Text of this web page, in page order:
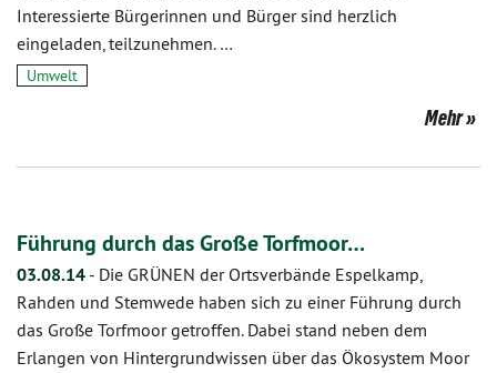
Interessierte Bürgerinnen und Bürger sind herzlich
eingeladen, teilzunehmen. …
Umwelt
Mehr
Führung durch das Große Torfmoor…
03.08.14 - Die GRÜNEN der Ortsverbände Espelkamp,
Rahden und Stemwede haben sich zu einer Führung durch
das Große Torfmoor getroffen. Dabei stand neben dem
Erlangen von Hintergrundwissen über das Ökosystem Moor